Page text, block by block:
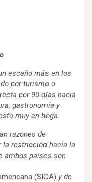
escaño más en los
por turismo o
por 90 días hacia
gastronomía y
muy en boga.
razones de
la restricción hacia la
ambos países son
(SICA) y de